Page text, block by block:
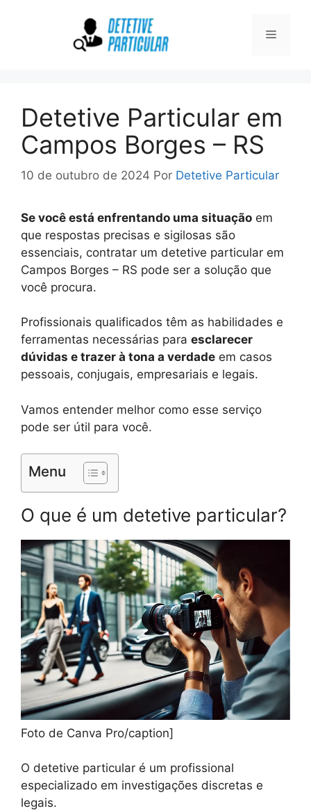
Menu
Detetive Particular em
Campos Borges – RS
10 de outubro de 2024 Por Detetive Particular
Se você está enfrentando uma situação em
que respostas precisas e sigilosas são
essenciais, contratar um detetive particular em
Campos Borges – RS pode ser a solução que
você procura.
Profissionais qualificados têm as habilidades e
ferramentas necessárias para esclarecer
dúvidas e trazer à tona a verdade em casos
pessoais, conjugais, empresariais e legais.
Vamos entender melhor como esse serviço
pode ser útil para você.
Menu
O que é um detetive particular?
Foto de Canva Pro/caption]
O detetive particular é um profissional
especializado em investigações discretas e
legais.